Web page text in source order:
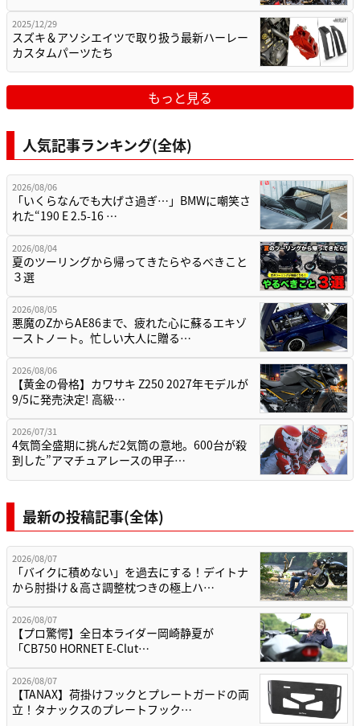
2025/12/29
スズキ＆アソシエイツで取り扱う最新ハーレー
カスタムパーツたち
もっと見る
人気記事ランキング(全体)
2026/08/06
「いくらなんでも大げさ過ぎ…」BMWに嘲笑さ
れた“190 E 2.5-16 …
2026/08/04
夏のツーリングから帰ってきたらやるべきこと
３選
2026/08/05
悪魔のZからAE86まで、疲れた心に蘇るエキゾ
ーストノート。忙しい大人に贈る…
2026/08/06
【黄金の骨格】カワサキ Z250 2027年モデルが
9/5に発売決定! 高級…
2026/07/31
4気筒全盛期に挑んだ2気筒の意地。600台が殺
到した”アマチュアレースの甲子…
最新の投稿記事(全体)
2026/08/07
「バイクに積めない」を過去にする！デイトナ
から肘掛け＆高さ調整枕つきの極上ハ…
2026/08/07
【プロ驚愕】全日本ライダー岡崎静夏が
「CB750 HORNET E-Clut…
2026/08/07
【TANAX】荷掛けフックとプレートガードの両
立！タナックスのプレートフック…